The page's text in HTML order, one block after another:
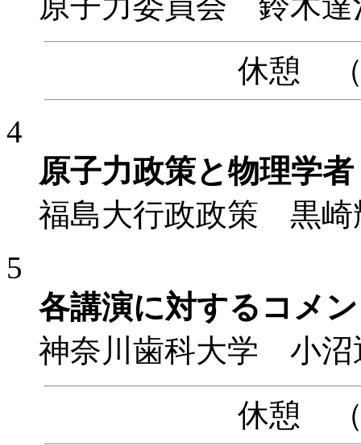
休憩 （
4
原子力政策と物理学者
福島大行政政策 黒崎
5
各講演に対するコメ
神奈川歯科大学 小沼
休憩 （